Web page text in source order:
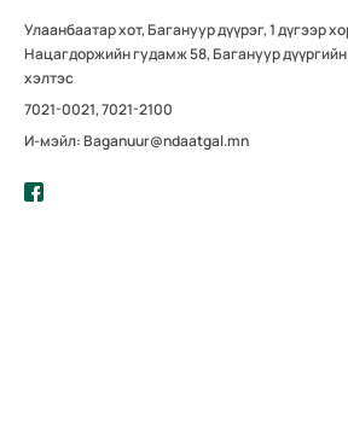
Улаанбаатар хот, Багануур дүүрэг, 1 дүгээр
Нацагдоржийн гудамж 58, Багануур
хэлтэс
7021-0021, 7021-2100
И-мэйл: Baganuur@ndaatgal.mn